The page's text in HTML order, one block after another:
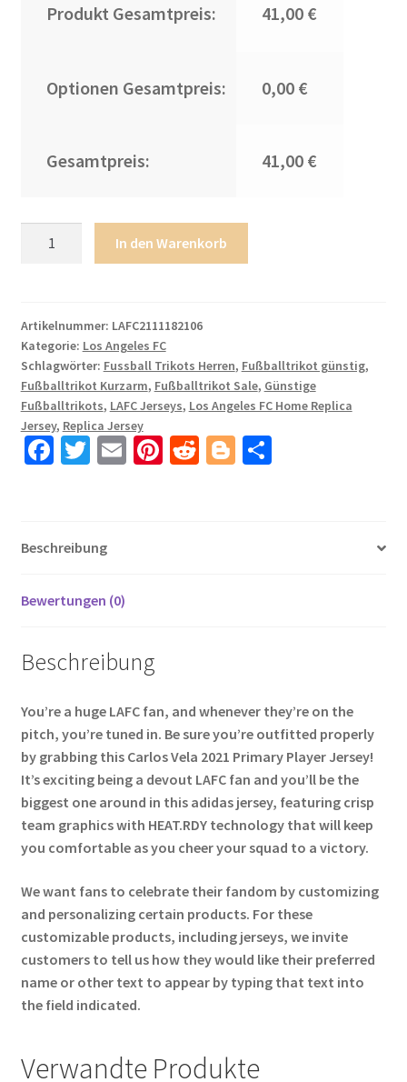
Produkt Gesamtpreis: 41,00 €
Optionen Gesamtpreis: 0,00 €
Gesamtpreis: 41,00 €
LAFC
Black
Gold
Primary
Replica
Player
Jersey
Menge
In den Warenkorb
Artikelnummer: LAFC2111182106
Kategorie: Los Angeles FC
Schlagwörter: Fussball Trikots Herren, Fußballtrikot günstig,
Fußballtrikot Kurzarm, Fußballtrikot Sale, Günstige
Fußballtrikots, LAFC Jerseys, Los Angeles FC Home Replica
Jersey, Replica Jersey
Fa
o
k
T
er
E Pi R Bl T
Beschreibung
Bewertungen (0)
Beschreibung
You’re a huge LAFC fan, and whenever they’re on the
pitch, you’re tuned in. Be sure you’re outfitted properly
by grabbing this Carlos Vela 2021 Primary Player Jersey!
It’s exciting being a devout LAFC fan and you’ll be the
biggest one around in this adidas jersey, featuring crisp
team graphics with HEAT.RDY technology that will keep
you comfortable as you cheer your squad to a victory.
We want fans to celebrate their fandom by customizing
and personalizing certain products. For these
customizable products, including jerseys, we invite
customers to tell us how they would like their preferred
name or other text to appear by typing that text into
the field indicated.
Verwandte Produkte